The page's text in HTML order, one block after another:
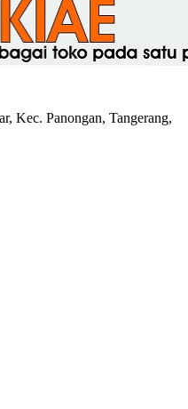
Kec. Panongan, Tangerang,